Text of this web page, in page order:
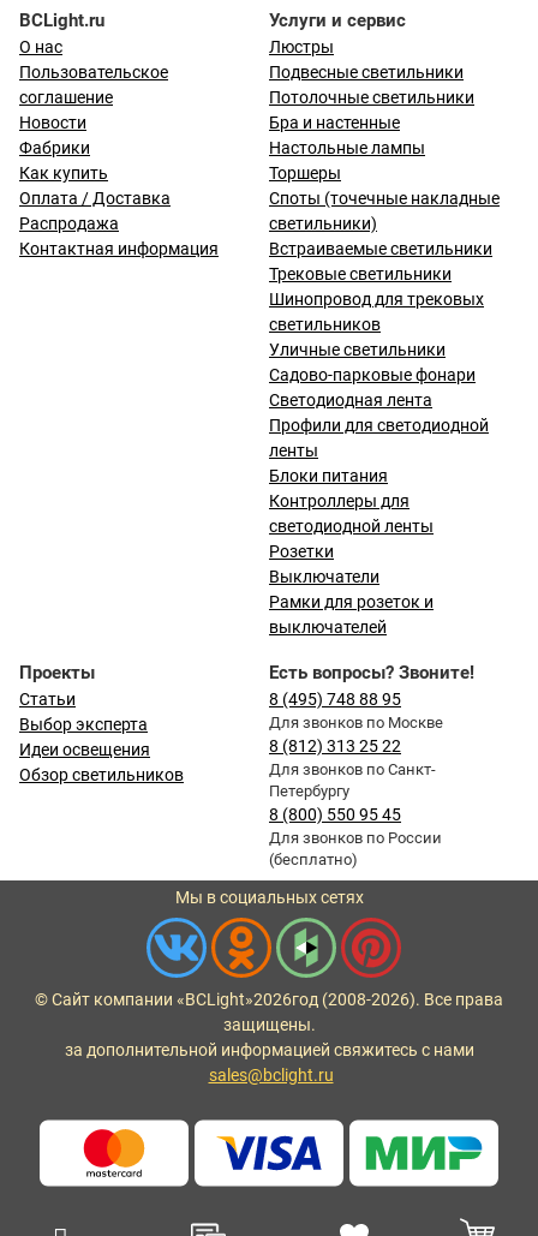
BCLight.ru
О нас
Пользовательское
соглашение
Новости
Фабрики
Как купить
Оплата / Доставка
Распродажа
Контактная информация
Услуги и сервис
Люстры
Подвесные светильники
Потолочные светильники
Бра и настенные
Настольные лампы
Торшеры
Споты (точечные накладные
светильники)
Встраиваемые светильники
Трековые светильники
Шинопровод для трековых
светильников
Уличные светильники
Садово-парковые фонари
Светодиодная лента
Профили для светодиодной
ленты
Блоки питания
Контроллеры для
светодиодной ленты
Розетки
Выключатели
Рамки для розеток и
выключателей
Проекты
Статьи
Выбор эксперта
Идеи освещения
Обзор светильников
Есть вопросы? Звоните!
8 (495) 748 88 95
Для звонков по Москве
8 (812) 313 25 22
Для звонков по Санкт-
Петербургу
8 (800) 550 95 45
Для звонков по России
(бесплатно)
Мы в социальных сетях
© Сайт компании «BCLight»2026год (2008-2026). Все права
защищены.
за дополнительной информацией свяжитесь с нами
sales@bclight.ru